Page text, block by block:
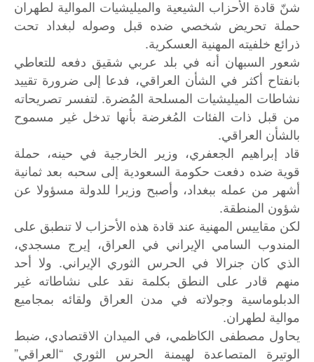
شنّ قادة الأحزاب الشيعية والميليشيات الموالية لطهران
حملة تحريض شخصي ضده قبل وصوله لبغداد تحت
ذرائع خلفيته المهنية العسكرية.
شعور السبهان أنه في بلد عربي شقيق دفعه للتعاطي
بانفتاح أكثر في الشأن العراقي، فدعا إلى ضرورة تقييد
نشاطات الميليشيات المسلحة المُضرة. لتفسر تصريحاته
من قبل ذات الفئات المُغرضة بأنها تدخل غير مسموح
بالشأن العراقي.
قاد إبراهيم الجعفري، وزير الخارجية في حينه، حملة
قوية ضده دفعت حكومة السعودية إلى سحبه بعد ثمانية
أشهر من عمله ببغداد، وأصبح وزيرا للدولة مسؤولا عن
شؤون المنطقة.
لكن مقاييس المهنية عند قادة هذه الأحزاب لا تنطبق على
المندوب السامي الإيراني في العراق، إيرج مسجدي،
الذي كان جنرالا في الحرس الثوري الإيراني. ولا أحد
منهم قادر على النطق بكلمة نقد على نشاطاته غير
الدبلوماسية وجولاته في مدن العراق ولقائه بمجاميع
موالية لطهران.
يحاول مصطفى الكاظمي، في الميدان الاقتصادي، ضبط
الوتيرة المتصاعدة لهيمنة الحرس الثوري “العراقي”